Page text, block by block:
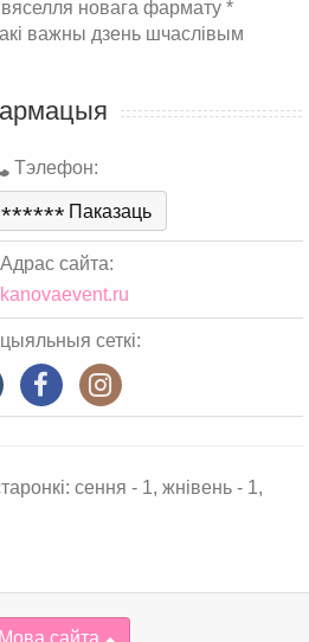
новага фармату *
важны дзень шчаслівым
Тэлефон:
****** Паказаць
Адрас сайта:
сеткі:
сення - 1, жнівень - 1,
сайта